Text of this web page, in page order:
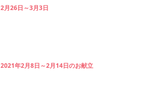
2月26日～3月3日
2021年2月8日～2月14日のお献立